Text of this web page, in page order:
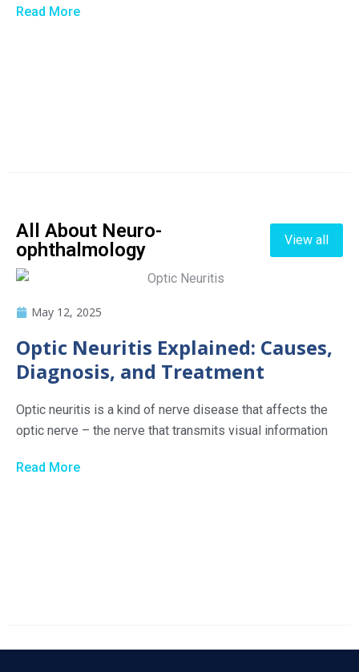
Read More
All About Neuro-
ophthalmology
View all
May 12, 2025
Optic Neuritis Explained: Causes,
Diagnosis, and Treatment
Optic neuritis is a kind of nerve disease that affects the
optic nerve – the nerve that transmits visual information
Read More